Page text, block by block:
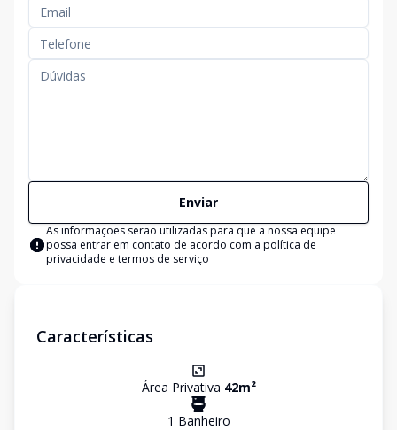
Enviar
As informações serão utilizadas para que a nossa equipe
possa entrar em contato de acordo com a política de
privacidade e termos de serviço
Características
Área Privativa 42m²
1 Banheiro